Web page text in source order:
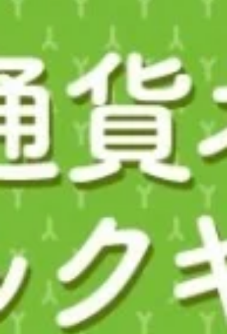
ってみたい🤔 という方、初回体験も行ってます
でご安心ください😍 気になる方、質問などお気軽
にどうぞ